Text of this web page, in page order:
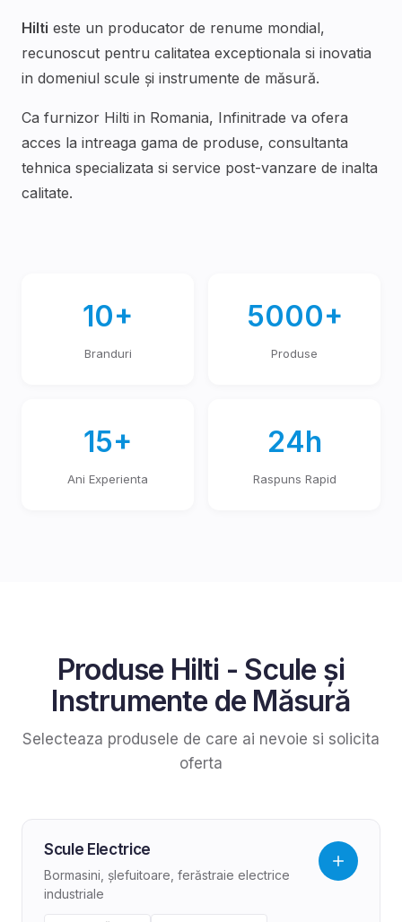
Hilti este un producator de renume mondial,
recunoscut pentru calitatea exceptionala si inovatia
in domeniul scule și instrumente de măsură.
Ca furnizor Hilti in Romania, Infinitrade va ofera
acces la intreaga gama de produse, consultanta
tehnica specializata si service post-vanzare de inalta
calitate.
10+
Branduri
5000+
Produse
15+
Ani Experienta
24h
Raspuns Rapid
Produse Hilti - Scule și
Instrumente de Măsură
Selecteaza produsele de care ai nevoie si solicita
oferta
Scule Electrice
Bormasini, șlefuitoare, ferăstraie electrice
industriale